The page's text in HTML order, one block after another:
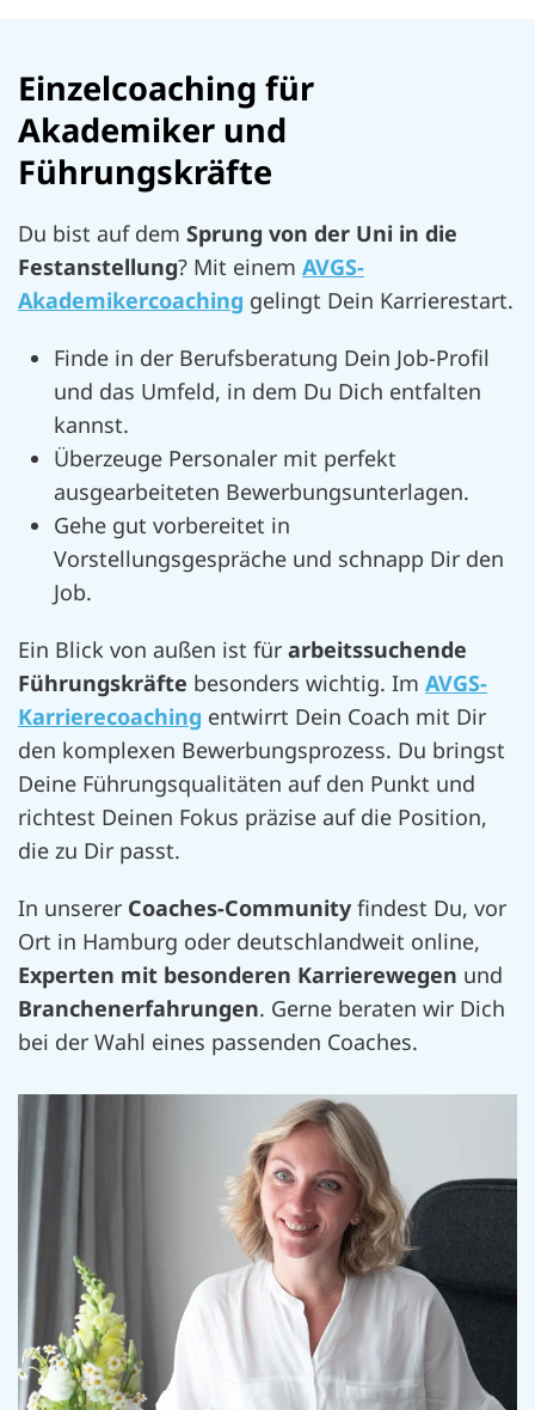
Einzelcoaching für
Akademiker und
Führungskräfte
Du bist auf dem Sprung von der Uni in die
Festanstellung? Mit einem AVGS-
Akademikercoaching gelingt Dein Karrierestart.
Finde in der Berufsberatung Dein Job-Profil
und das Umfeld, in dem Du Dich entfalten
kannst.
Überzeuge Personaler mit perfekt
ausgearbeiteten Bewerbungsunterlagen.
Gehe gut vorbereitet in
Vorstellungsgespräche und schnapp Dir den
Job.
Ein Blick von außen ist für arbeitssuchende
Führungskräfte besonders wichtig. Im AVGS-
Karrierecoaching entwirrt Dein Coach mit Dir
den komplexen Bewerbungsprozess. Du bringst
Deine Führungsqualitäten auf den Punkt und
richtest Deinen Fokus präzise auf die Position,
die zu Dir passt.
In unserer Coaches-Community findest Du, vor
Ort in Hamburg oder deutschlandweit online,
Experten mit besonderen Karrierewegen und
Branchenerfahrungen. Gerne beraten wir Dich
bei der Wahl eines passenden Coaches.